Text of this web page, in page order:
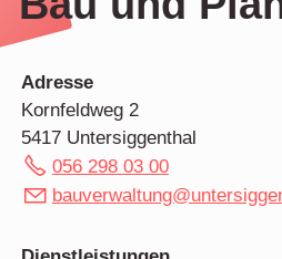
Adresse
Kornfeldweg 2
5417 Untersiggenthal
056 298 03 00